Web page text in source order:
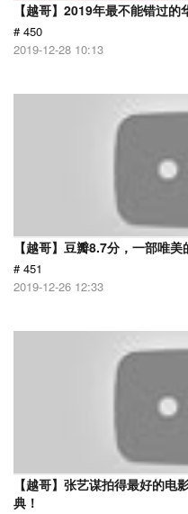
【越哥】2019年最不能错过
# 450
2019-12-28 10:13
【越哥】豆瓣8.7分，一部唯
# 451
2019-12-26 12:33
【越哥】张艺谋拍得最好的电
典！